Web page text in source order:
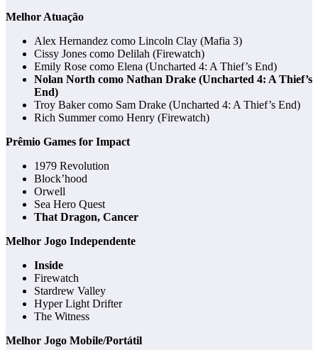
Melhor Atuação
Alex Hernandez como Lincoln Clay (Mafia 3)
Cissy Jones como Delilah (Firewatch)
Emily Rose como Elena (Uncharted 4: A Thief’s End)
Nolan North como Nathan Drake (Uncharted 4: A Thief’s
End)
Troy Baker como Sam Drake (Uncharted 4: A Thief’s End)
Rich Summer como Henry (Firewatch)
Prêmio Games for Impact
1979 Revolution
Block’hood
Orwell
Sea Hero Quest
That Dragon, Cancer
Melhor Jogo Independente
Inside
Firewatch
Stardrew Valley
Hyper Light Drifter
The Witness
Melhor Jogo Mobile/Portátil